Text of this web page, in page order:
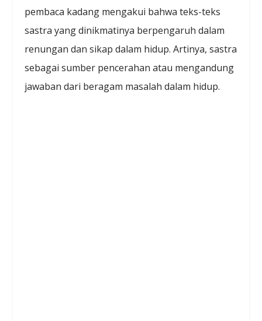
pembaca kadang mengakui bahwa teks-teks
sastra yang dinikmatinya berpengaruh dalam
renungan dan sikap dalam hidup. Artinya, sastra
sebagai sumber pencerahan atau mengandung
jawaban dari beragam masalah dalam hidup.